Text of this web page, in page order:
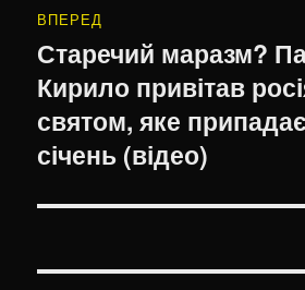
ВПЕРЕД
Наступний
запис:
Старечий маразм?
Кирило привітав
святом, яке
січень (відео)